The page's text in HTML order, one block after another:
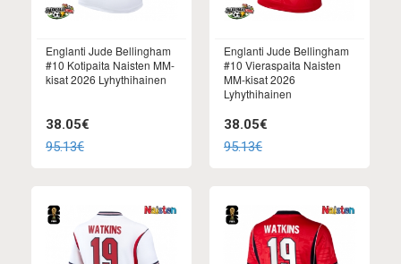
Englanti Jude Bellingham
#10 Kotipaita Naisten MM-
kisat 2026 Lyhythihainen
38.05€
95.13€
Englanti Jude Bellingham
#10 Vieraspaita Naisten
MM-kisat 2026
Lyhythihainen
38.05€
95.13€